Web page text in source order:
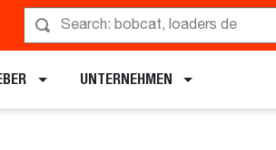
UNTERNEHMEN